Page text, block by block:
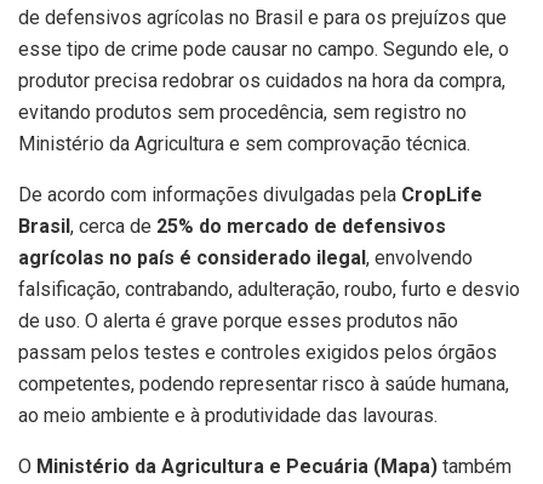
de defensivos agrícolas no Brasil e para os prejuízos que
esse tipo de crime pode causar no campo. Segundo ele, o
produtor precisa redobrar os cuidados na hora da compra,
evitando produtos sem procedência, sem registro no
Ministério da Agricultura e sem comprovação técnica.
De acordo com informações divulgadas pela CropLife
Brasil , cerca de 25% do mercado de defensivos
agrícolas no país é considerado ilegal , envolvendo
falsificação, contrabando, adulteração, roubo, furto e desvio
de uso. O alerta é grave porque esses produtos não
passam pelos testes e controles exigidos pelos órgãos
competentes, podendo representar risco à saúde humana,
ao meio ambiente e à produtividade das lavouras.
O Ministério da Agricultura e Pecuária (Mapa) também